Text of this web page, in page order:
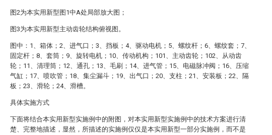
图2为本实用新型图1中A处局部放大图；
图3为本实用新型主动齿轮结构俯视图。
图中：1、箱体；2、进气口；3、挡板；4、驱动电机；5、螺纹杆；6、螺纹套；7、
固定杆；8、套筒；9、旋转电机；10、传动机构；101、主动齿轮；102、从动齿
轮；11、清理筒；12、通孔；13、毛刷；14、进气管；15、电磁脉冲阀；16、压缩
气缸；17、喷吹管；18、集尘漏斗；19、出气口；20、支柱；21、安装板；22、隔
板；23、滑轮；24、滑槽。
具体实施方式
下面将结合本实用新型实施例中的附图，对本实用新型实施例中的技术方案进行清
楚、完整地描述，显然，所描述的实施例仅仅是本实用新型一部分实施例，而不是